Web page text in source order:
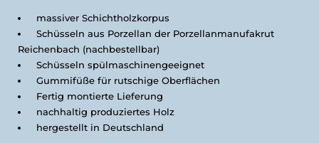
massiver Schichtholzkorpus
Schüsseln aus Porzellan der Porzellanmanufakrut
Reichenbach (nachbestellbar)
Schüsseln spülmaschinengeeignet
Gummifüße für rutschige Oberflächen
Fertig montierte Lieferung
nachhaltig produziertes Holz
hergestellt in Deutschland